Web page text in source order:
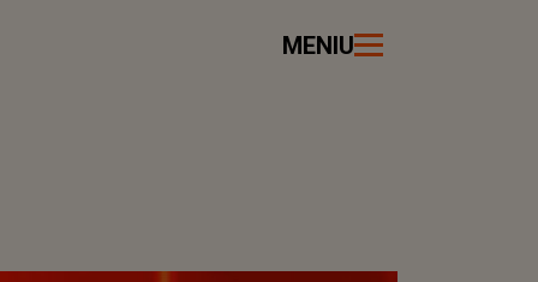
MENIU